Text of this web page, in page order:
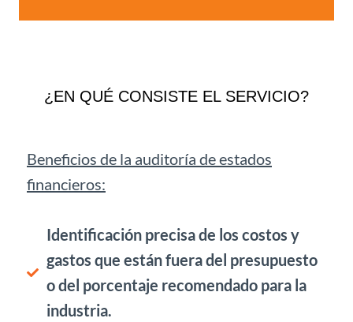
¿EN QUÉ CONSISTE EL SERVICIO?
Beneficios de la auditoría de estados
financieros:
Identificación precisa de los costos y
gastos que están fuera del presupuesto
o del porcentaje recomendado para la
industria.